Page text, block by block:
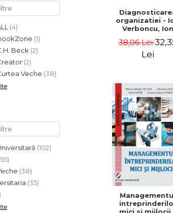
(4)
(1)
Beck (2)
(2)
Veche (38)
(102)
(38)
(35)
organizatiei -
Verboncu, Ion
Catalina
38,06 Lei
Lei